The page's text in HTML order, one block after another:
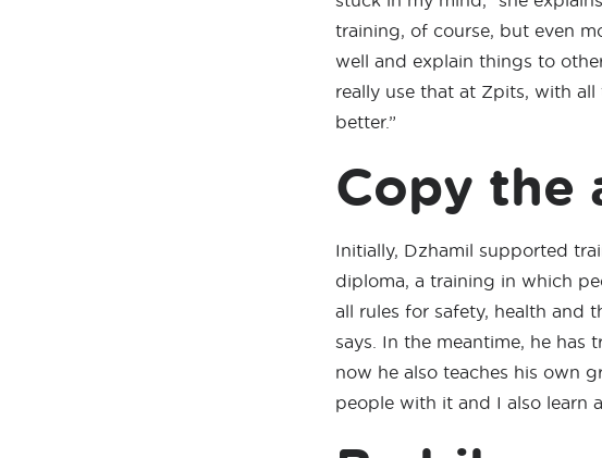
training, of course, but even
well and explain things to
really use that at Zpits, with
better.”
Copy the
Initially, Dzhamil supported
diploma, a training in which
all rules for safety, health and
says. In the meantime, he has
now he also teaches his own
people with it and I also learn